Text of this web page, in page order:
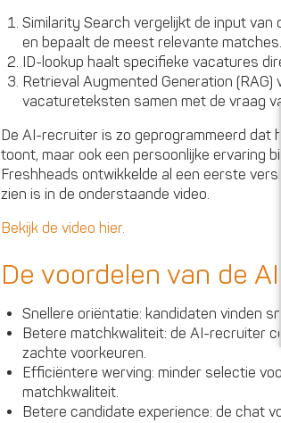
Similarity Search vergelijkt de input
en bepaalt de meest relevante matches.
ID-lookup haalt specifieke vacatures
Retrieval Augmented Generation
vacatureteksten samen met de vraag
De AI-recruiter is zo geprogrammeerd
toont, maar ook een persoonlijke ervaring
Freshheads ontwikkelde al een eerste
zien is in de onderstaande video.
Bekijk de video hier.
De voordelen van de
Snellere oriëntatie: kandidaten vinden
Betere matchkwaliteit: de AI-recruiter
zachte voorkeuren.
Efficiëntere werving: minder selectie
matchkwaliteit.
Betere candidate experience: de chat